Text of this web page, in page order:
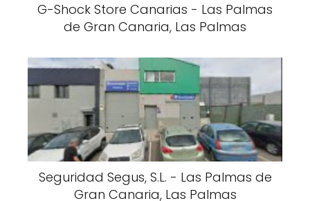
G-Shock Store Canarias - Las Palmas
de Gran Canaria, Las Palmas
Seguridad Segus, S.L. - Las Palmas de
Gran Canaria, Las Palmas